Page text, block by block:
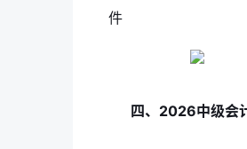
件
四、2026中级会